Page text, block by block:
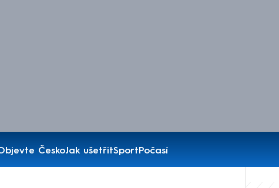
ČeskoJak ušetřitSportPočasí